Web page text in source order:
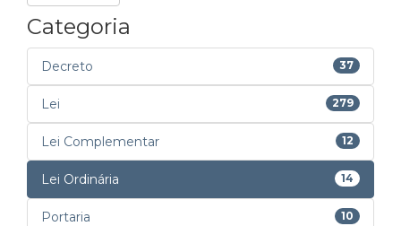
Categoria
Decreto 37
Lei 279
Lei Complementar 12
Lei Ordinária 14
Portaria 10